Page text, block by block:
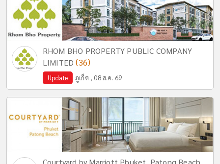
RHOM BHO PROPERTY PUBLIC COMPANY
LIMITED(36)
Update ภูเก็ต , 08 ส.ค. 69
Courtyard by Marriott Phuket, Patong Beach